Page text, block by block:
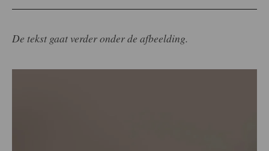
De tekst gaat verder onder de afbeelding.